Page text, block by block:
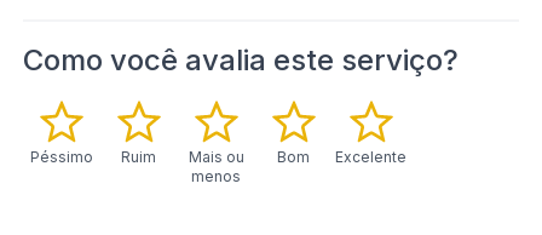
Como você avalia este serviço?
Péssimo Ruim
Mais ou
menos
Bom Excelente